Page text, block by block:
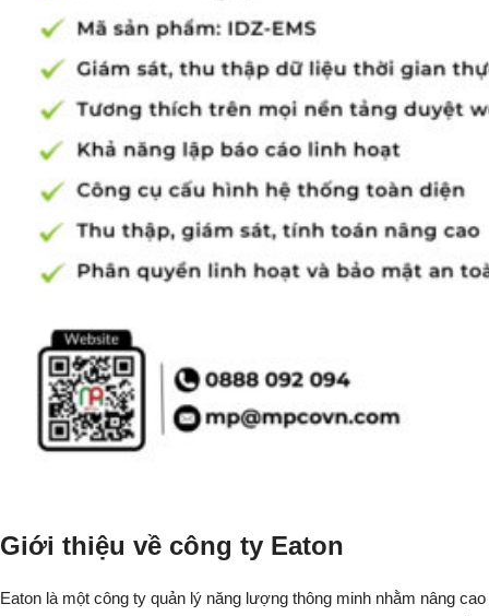
Giới thiệu về công ty Eaton
Eaton là một công ty quản lý năng lượng thông minh nhằm nâng cao